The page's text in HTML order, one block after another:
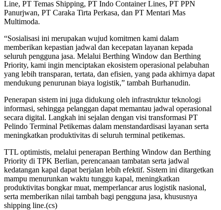
Line, PT Temas Shipping, PT Indo Container Lines, PT PPN
Panurjwan, PT Caraka Tirta Perkasa, dan PT Mentari Mas
Multimoda.
“Sosialisasi ini merupakan wujud komitmen kami dalam
memberikan kepastian jadwal dan kecepatan layanan kepada
seluruh pengguna jasa. Melalui Berthing Window dan Berthing
Priority, kami ingin menciptakan ekosistem operasional pelabuhan
yang lebih transparan, tertata, dan efisien, yang pada akhirnya dapat
mendukung penurunan biaya logistik,” tambah Burhanudin.
Penerapan sistem ini juga didukung oleh infrastruktur teknologi
informasi, sehingga pelanggan dapat memantau jadwal operasional
secara digital. Langkah ini sejalan dengan visi transformasi PT
Pelindo Terminal Petikemas dalam menstandardisasi layanan serta
meningkatkan produktivitas di seluruh terminal petikemas.
TTL optimistis, melalui penerapan Berthing Window dan Berthing
Priority di TPK Berlian, perencanaan tambatan serta jadwal
kedatangan kapal dapat berjalan lebih efektif. Sistem ini ditargetkan
mampu menurunkan waktu tunggu kapal, meningkatkan
produktivitas bongkar muat, memperlancar arus logistik nasional,
serta memberikan nilai tambah bagi pengguna jasa, khususnya
shipping line.(cs)